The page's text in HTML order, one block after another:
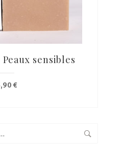
Peaux sensibles
€